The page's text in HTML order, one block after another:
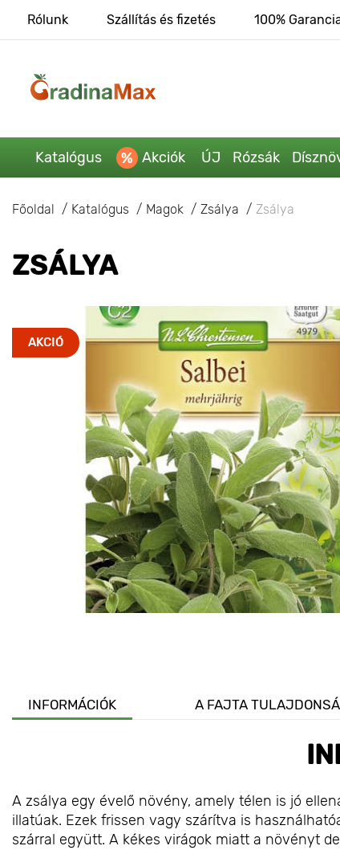
Rólunk Szállítás és fizetés 100%
Katalógus Akciók ÚJ Rózsák
Főoldal Katalógus Magok Zsálya Zsálya
ZSÁLYA
AKCIÓ
INFORMÁCIÓK A FAJTA
A zsálya egy évelő növény, amely télen is jó
illatúak. Ezek frissen vagy szárítva is
szárral együtt. A kékes virágok miatt a növényt